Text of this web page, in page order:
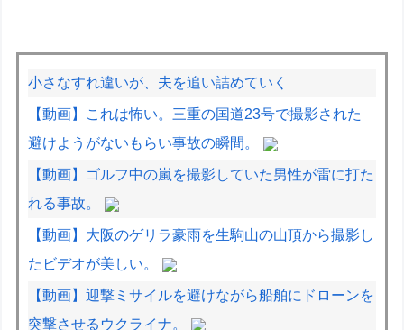
小さなすれ違いが、夫を追い詰めていく
【動画】これは怖い。三重の国道23号で撮影された
避けようがないもらい事故の瞬間。
【動画】ゴルフ中の嵐を撮影していた男性が雷に打た
れる事故。
【動画】大阪のゲリラ豪雨を生駒山の山頂から撮影し
たビデオが美しい。
【動画】迎撃ミサイルを避けながら船舶にドローンを
突撃させるウクライナ。